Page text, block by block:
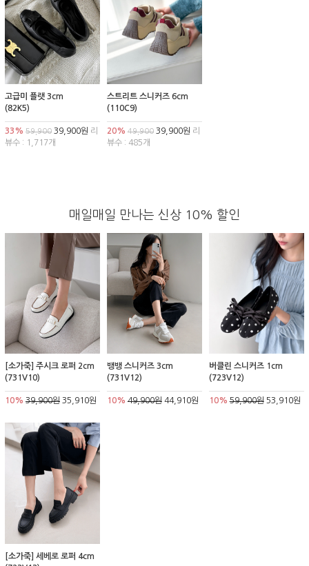
고급미 플랫 3cm
(82K5)
33% 59,900 39,900원 리
뷰수 : 1,717개
스트리트 스니커즈 6cm
(110C9)
20% 49,90039,900원 리
뷰수 : 485개
매일매일 만나는 신상 10% 할인
[소가죽] 주시크 로퍼 2cm
(731V10)
10% 39,900원 35,910원
뱅뱅 스니커즈 3cm
(731V12)
10% 49,900원44,910원
버클린 스니커즈 1cm
(723V12)
10% 59,900원53,910원
[소가죽] 세베로 로퍼 4cm